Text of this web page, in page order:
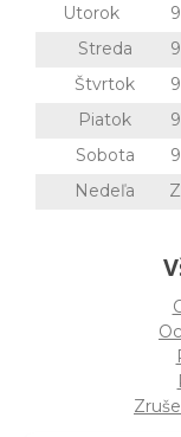
Utorok
Streda
Štvrtok
Piatok
Sobota
Nedeľa